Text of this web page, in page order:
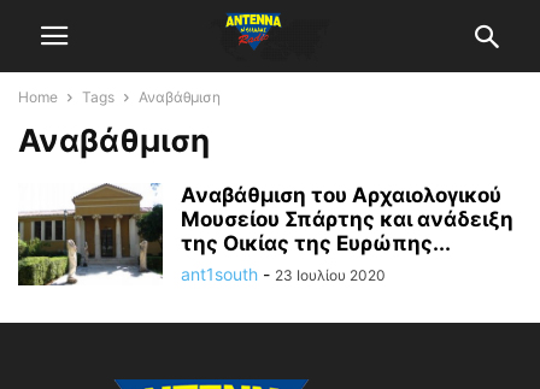
Home Tags Αναβάθμιση
Αναβάθμιση
Αναβάθμιση του Αρχαιολογικού
Μουσείου Σπάρτης και ανάδειξη
της Οικίας της Ευρώπης...
ant1south - 23 Ιουλίου 2020